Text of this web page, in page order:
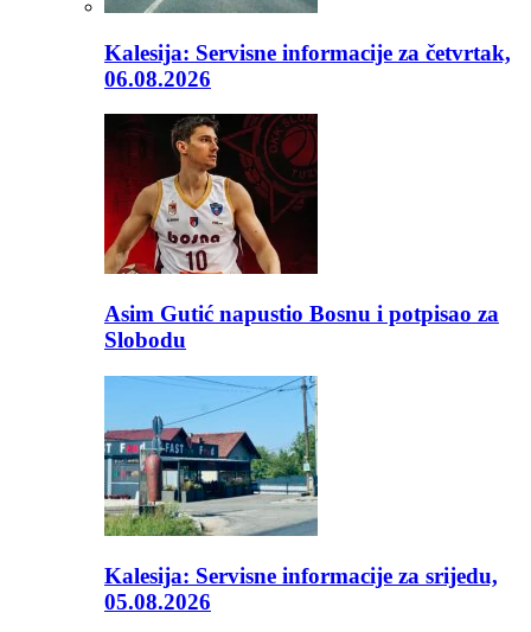
Kalesija: Servisne informacije za četvrtak,
06.08.2026
Asim Gutić napustio Bosnu i potpisao za
Slobodu
Kalesija: Servisne informacije za srijedu,
05.08.2026